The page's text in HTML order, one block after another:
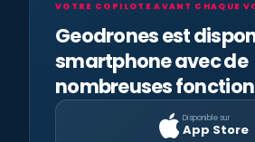
VOTRE COPILOTE AVANT CHAQUE
Geodrones est
smartphone avec de
nombreuses
Disponible sur
App Store